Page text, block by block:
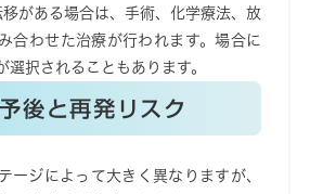
移がある場合は、手術、化学療法、放
合わせた治療が行われます。場合に
選択されることもあります。
後と再発リスク
ージによって大きく異なりますが、